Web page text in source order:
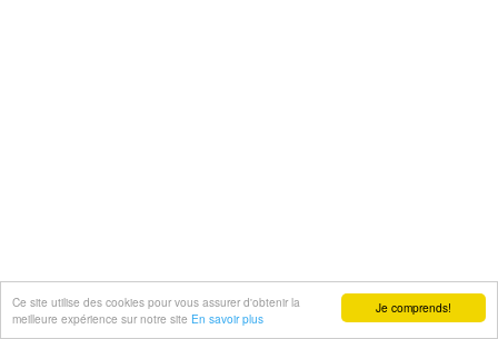
Je comprends!
Ce site utilise des cookies pour vous assurer d'obtenir la
meilleure expérience sur notre site En savoir plus